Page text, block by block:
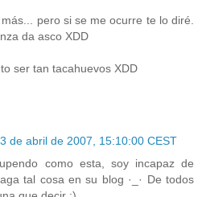
pero si se me ocurre te lo diré.
da asco XDD
ser tan tacahuevos XDD
de abril de 2007, 15:10:00 CEST
como esta, soy incapaz de
tal cosa en su blog ·_· De todos